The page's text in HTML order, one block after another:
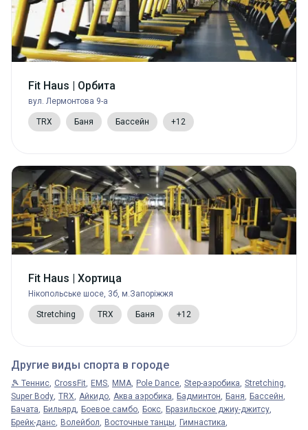
Fit Haus | Орбита
вул. Лермонтова 9-а
TRX Баня Бассейн +12
Fit Haus | Хортица
Нікопольське шосе, 3б, м.Запоріжжя
Stretching TRX Баня +12
Другие виды спорта в городе
🎾 Теннис CrossFit EMS MMA Pole Dance Step-аэробика Stretching
Super Body TRX Айкидо Аква аэробика Бадминтон Баня
Бассейн
Бачата
Бильярд Боевое самбо Бокс
Бразильское джиу-джитсу
Брейк-данс
Волейбол Восточные танцы
Гимнастика